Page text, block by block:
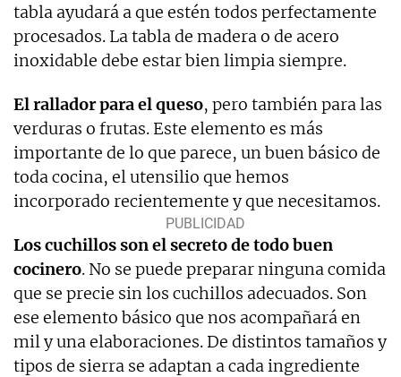
tabla ayudará a que estén todos perfectamente
procesados. La tabla de madera o de acero
inoxidable debe estar bien limpia siempre.
El rallador para el queso, pero también para las
verduras o frutas. Este elemento es más
importante de lo que parece, un buen básico de
toda cocina, el utensilio que hemos
incorporado recientemente y que necesitamos.
Los cuchillos son el secreto de todo buen
cocinero. No se puede preparar ninguna comida
que se precie sin los cuchillos adecuados. Son
ese elemento básico que nos acompañará en
mil y una elaboraciones. De distintos tamaños y
tipos de sierra se adaptan a cada ingrediente